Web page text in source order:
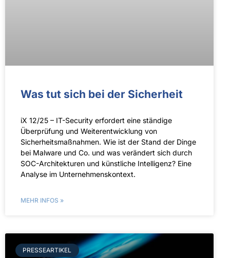
Was tut sich bei der Sicherheit
iX 12/25 – IT-Security erfordert eine ständige
Überprüfung und Weiterentwicklung von
Sicherheitsmaßnahmen. Wie ist der Stand der Dinge
bei Malware und Co. und was verändert sich durch
SOC-Architekturen und künstliche Intelligenz? Eine
Analyse im Unternehmenskontext.
MEHR INFOS »
PRESSEARTIKEL